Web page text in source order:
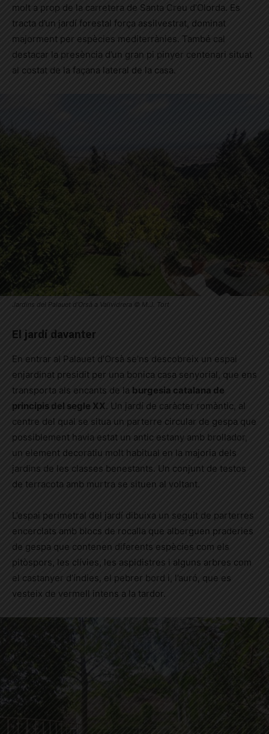
molt a prop de la carretera de Santa Creu d’Olorda. Es
tracta d’un jardí forestal força assilvestrat, dominat
majorment per espècies mediterrànies. També cal
destacar la presència d’un gran pi pinyer centenari situat
al costat de la façana lateral de la casa.
Jardins del Palauet d’Orsà a Vallvidrera © M.J. Tort
El jardí davanter
En entrar al Palauet d’Orsà se’ns descobreix un espai
enjardinat presidit per una bonica casa senyorial, que ens
transporta als encants de la burgesia catalana de
principis del segle XX. Un jardí de caràcter romàntic, al
centre del qual se situa un parterre circular de gespa que
possiblement havia estat un antic estany amb brollador,
un element decoratiu molt habitual en la majoria dels
jardins de les classes benestants. Un conjunt de testos
de terracota amb murtra se situen al voltant.
L’espai perimetral del jardí dibuixa un seguit de parterres
encerclats amb blocs de rocalla que alberguen praderies
de gespa que contenen diferents espècies com els
pitòspors, les clívies, les aspidistres i alguns arbres com
el castanyer d’índies, el pebrer bord i, l’auró, que es
vesteix de vermell intens a la tardor.